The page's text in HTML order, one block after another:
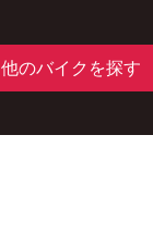
他のバイクを探す